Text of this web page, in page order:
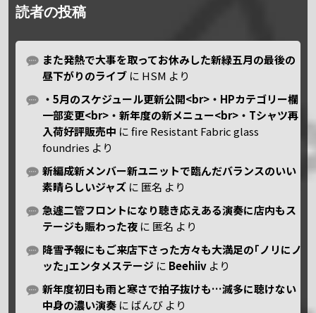
読者の投稿
また発熱で大事を取ってお休みした新緑五月の最後の
昼下がりのライブ に HSM より
・5月のスケジュール更新公開<br>・HPカテゴリー欄
一部変更<br>・新年度の新メニュー<br>・Tシャツ再
入荷好評販売中 にfire Resistant Fabric glass
foundries より
新編成新メンバー新ユニットで臨んだバランスのいい
素晴らしいジャズ に 匿名 より
急遽二管フロントになり聴き応えある演奏に店内もス
テージも賑わった夜 に 匿名 より
降雪予報にもご来店下さった方々も大満足の｢ノリにノ
ッた｣エンタメステージ に Beehiiv より
新年度初日も雨と寒さで拍子抜けも…滅多に聴けない
中身の濃い演奏 に ばんび より